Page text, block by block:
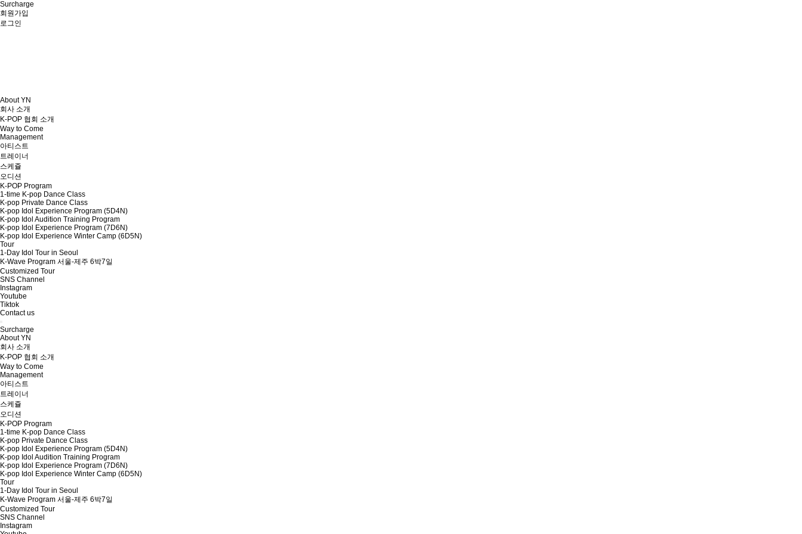
Surcharge
회원가입
로그인
About YN
회사 소개
K-POP 협회 소개
Way to Come
Management
아티스트
트레이너
스케쥴
오디션
K-POP Program
1-time K-pop Dance Class
K-pop Private Dance Class
K-pop Idol Experience Program (5D4N)
K-pop Idol Audition Training Program
K-pop Idol Experience Program (7D6N)
K-pop Idol Experience Winter Camp (6D5N)
Tour
1-Day Idol Tour in Seoul
K-Wave Program 서울-제주 6박7일
Customized Tour
SNS Channel
Instagram
Youtube
Tiktok
Contact us
Surcharge
About YN
회사 소개
K-POP 협회 소개
Way to Come
Management
아티스트
트레이너
스케쥴
오디션
K-POP Program
1-time K-pop Dance Class
K-pop Private Dance Class
K-pop Idol Experience Program (5D4N)
K-pop Idol Audition Training Program
K-pop Idol Experience Program (7D6N)
K-pop Idol Experience Winter Camp (6D5N)
Tour
1-Day Idol Tour in Seoul
K-Wave Program 서울-제주 6박7일
Customized Tour
SNS Channel
Instagram